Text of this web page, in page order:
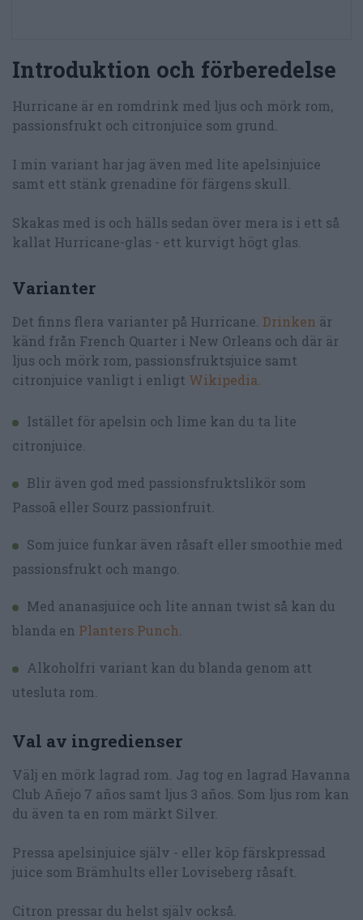
Introduktion och förberedelse
Hurricane är en romdrink med ljus och mörk rom,
passionsfrukt och citronjuice som grund.
I min variant har jag även med lite apelsinjuice
samt ett stänk grenadine för färgens skull.
Skakas med is och hälls sedan över mera is i ett så
kallat Hurricane-glas - ett kurvigt högt glas.
Varianter
Det finns flera varianter på Hurricane. Drinken är
känd från French Quarter i New Orleans och där är
ljus och mörk rom, passionsfruktsjuice samt
citronjuice vanligt i enligt Wikipedia.
Istället för apelsin och lime kan du ta lite
citronjuice.
Blir även god med passionsfruktslikör som
Passoã eller Sourz passionfruit.
Som juice funkar även råsaft eller smoothie med
passionsfrukt och mango.
Med ananasjuice och lite annan twist så kan du
blanda en Planters Punch.
Alkoholfri variant kan du blanda genom att
utesluta rom.
Val av ingredienser
Välj en mörk lagrad rom. Jag tog en lagrad Havanna
Club Añejo 7 años samt ljus 3 años. Som ljus rom kan
du även ta en rom märkt Silver.
Pressa apelsinjuice själv - eller köp färskpressad
juice som Brämhults eller Loviseberg råsaft.
Citron pressar du helst själv också.